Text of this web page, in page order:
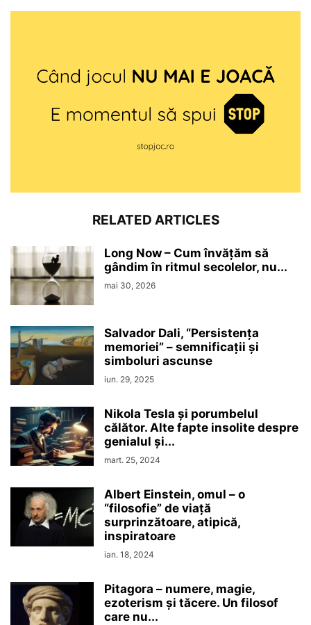
RELATED ARTICLES
Long Now – Cum învățăm să
gândim în ritmul secolelor, nu...
mai 30, 2026
Salvador Dali, “Persistenţa
memoriei” – semnificaţii şi
simboluri ascunse
iun. 29, 2025
Nikola Tesla şi porumbelul
călător. Alte fapte insolite despre
genialul şi...
mart. 25, 2024
Albert Einstein, omul – o
“filosofie” de viaţă
surprinzătoare, atipică,
inspiratoare
ian. 18, 2024
Pitagora – numere, magie,
ezoterism şi tăcere. Un filosof
care nu...